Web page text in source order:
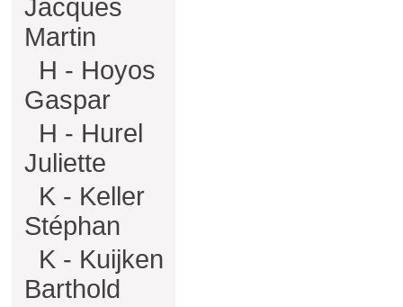
Jacques
Martin
H - Hoyos
Gaspar
H - Hurel
Juliette
K - Keller
Stéphan
K - Kuijken
Barthold